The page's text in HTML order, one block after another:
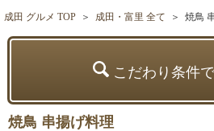
成田 グルメ TOP ＞ 成田・富里 全て ＞ 焼鳥
こだわり条件
焼鳥 串揚げ料理